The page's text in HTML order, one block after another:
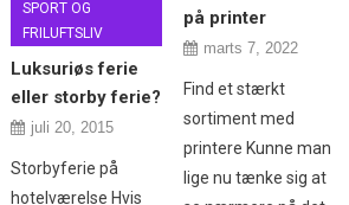
SPORT OG
FRILUFTSLIV
Luksuriøs ferie
eller storby ferie?
juli 20, 2015
Storbyferie på
hotelværelse Hvis
på printer
marts 7, 2022
Find et stærkt
sortiment med
printere Kunne man
lige nu tænke sig at